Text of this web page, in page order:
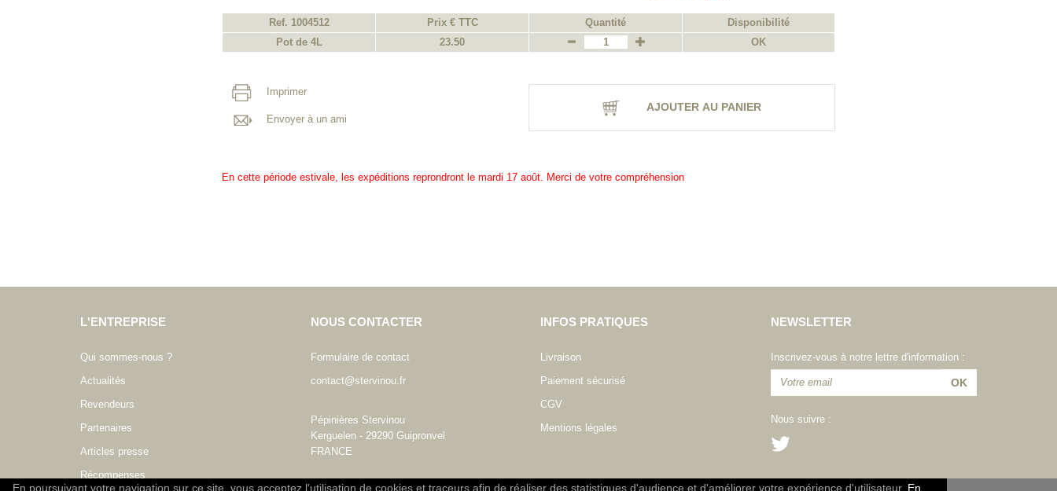
En poursuivant votre navigation sur ce site, vous acceptez l'utilisation de cookies et traceurs afin de réaliser des statistiques d'audience et d'améliorer votre expérience d'utilisateur. En
Ref. 1004512 Prix € TTC Quantité
Disponibilité
Pot de 4L
23.50 OK
Imprimer
Envoyer à un ami
AJOUTER AU PANIER
En cette période estivale, les expéditions reprondront le mardi 17 août. Merci de votre compréhension
L'ENTREPRISE
Qui sommes-nous ?
Actualités
Revendeurs
Partenaires
Articles presse
Récompenses
NOUS CONTACTER
Formulaire de contact
contact@stervinou.fr
Pépinières Stervinou
Kerguelen - 29290 Guipronvel
FRANCE
INFOS PRATIQUES
Livraison
Paiement sécurisé
CGV
Mentions légales
NEWSLETTER
Inscrivez-vous à notre lettre d'information :
Nous suivre :